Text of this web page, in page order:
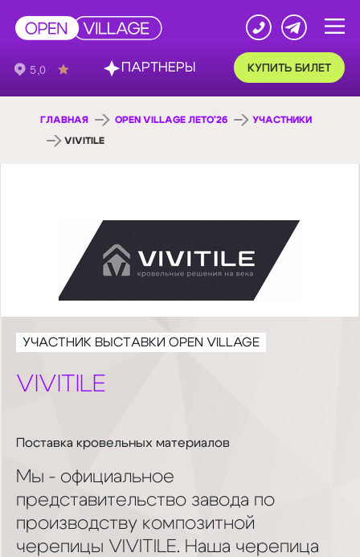
КУПИТЬ БИЛЕТ
ГЛАВНАЯ OPEN VILLAGE ЛЕТО'26 УЧАСТНИКИ
VIVITILE
УЧАСТНИК ВЫСТАВКИ OPEN VILLAGE
VIVITILE
Поставка кровельных материалов
Мы - официальное
представительство завода по
производству композитной
черепицы VIVITILE. Наша черепица